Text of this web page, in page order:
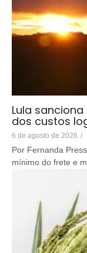
Lula
dos custos
6 de agosto de 2026 /
Por Fernanda
mínimo do frete e